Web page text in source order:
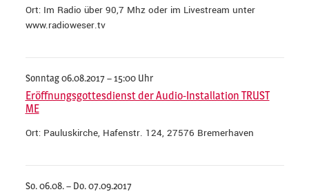
Ort: Im Radio über 90,7 Mhz oder im Livestream unter
www.radioweser.tv
Sonntag 06.08.2017 – 15:00 Uhr
Eröffnungsgottesdienst der Audio-Installation TRUST
ME
Ort: Pauluskirche, Hafenstr. 124, 27576 Bremerhaven
So. 06.08. – Do. 07.09.2017